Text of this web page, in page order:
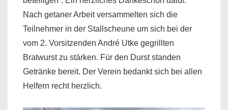
Nach getaner Arbeit versammelten sich die
Teilnehmer in der Stallscheune um sich bei der
vom 2. Vorsitzenden André Utke gegrillten
Bratwurst zu stärken. Für den Durst standen
Getränke bereit. Der Verein bedankt sich bei allen
Helfern recht herzlich.